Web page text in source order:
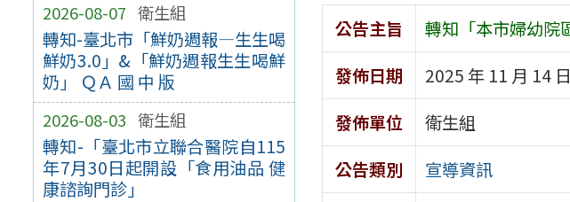
2026-08-07 衛生組
轉知-臺北市「鮮奶週報—生生喝
鮮奶3.0」&「鮮奶週報生生喝鮮
奶」 ＱＡ 國 中 版
2026-08-03 衛生組
轉知-「臺北市立聯合醫院自115
年7月30日起開設「食用油品 健
康諮詢門診」
公告主旨
轉知「本市婦幼院
發佈日期
2025 年 11 月 14 日
發佈單位
衛生組
公告類別
宣導資訊